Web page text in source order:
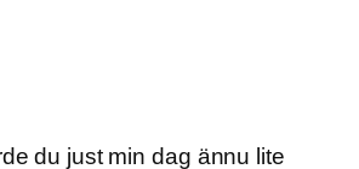
du just min dag ännu lite